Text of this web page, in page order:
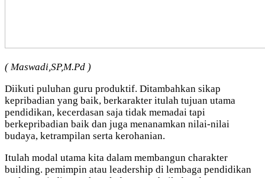
( Maswadi,SP,M.Pd )
Diikuti puluhan guru produktif. Ditambahkan sikap
kepribadian yang baik, berkarakter itulah tujuan utama
pendidikan, kecerdasan saja tidak memadai tapi
berkepribadian baik dan juga menanamkan nilai-nilai
budaya, ketrampilan serta kerohanian.
Itulah modal utama kita dalam membangun charakter
building. pemimpin atau leadership di lembaga pendidikan